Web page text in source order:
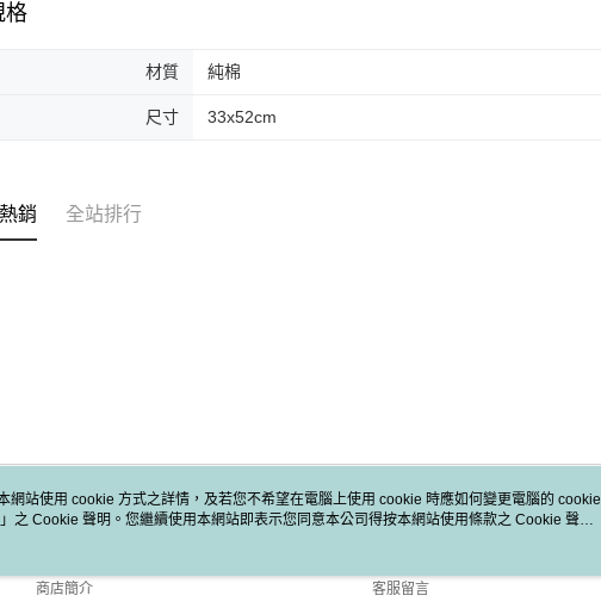
格
材質 純棉
尺寸 33x52cm
銷 全站排行
關於我們
商店簡介
客服資訊
客服留言
網站使用 cookie 方式之詳情，及若您不希望在電腦上使用 cookie 時應如何變更電腦的 cookie
」之 Cookie 聲明。您繼續使用本網站即表示您同意本公司得按本網站使用條款之 Cookie 聲明